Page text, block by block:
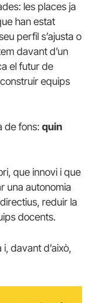
les places ja
han estat
perfil s’ajusta o
davant d’un
el futur de
equips
de fons: quin
que innovi i que
una autonomia
reduir la
docents.
davant d’això,